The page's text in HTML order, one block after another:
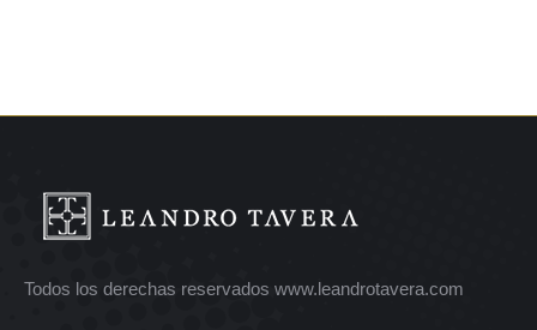
Todos los derechas reservados www.leandrotavera.com